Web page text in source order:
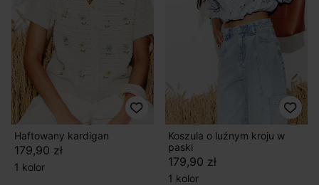
Haftowany kardigan
179,90 zł
1 kolor
Koszula o luźnym kroju w
paski
179,90 zł
1 kolor